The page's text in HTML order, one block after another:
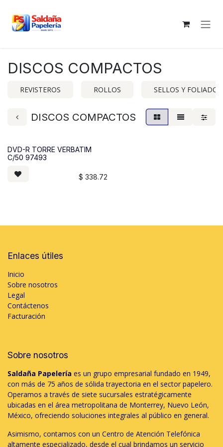
DISCOS COMPACTOS
REVISTEROS ROLLOS SELLOS Y
DISCOS COMPACTOS
DVD-R TORRE VERBATIM
C/50 97493
$ 338.72
Enlaces útiles
Inicio
Sobre nosotros
Legal
Contáctenos
Facturación
Sobre nosotros
Saldaña Papelería es un grupo empresarial fundado en 1949,
con más de 75 años de sólida trayectoria en el sector papelero.
Operamos a través de siete sucursales estratégicamente
ubicadas en el área metropolitana de Monterrey, Nuevo León,
México, ofreciendo soluciones integrales al público en general.
Asimismo, contamos con un Centro de Atención Telefónica
altamente especializado, desde el cual brindamos un servicio